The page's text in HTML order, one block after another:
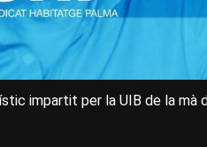
impartit per la UIB de la mà